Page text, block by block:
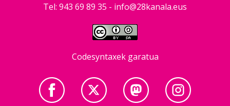
Tel: 943 69 89 35 - info@28kanala.eus
Codesyntaxek garatua